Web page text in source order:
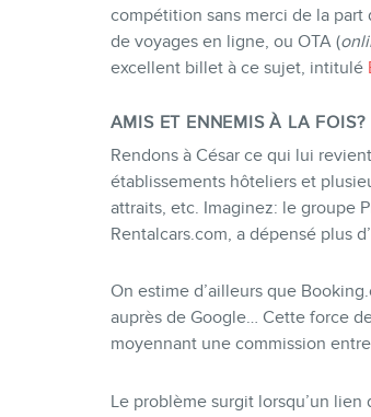
compétition sans merci de la part
de voyages en ligne, ou OTA (
excellent billet à ce sujet, intitulé
AMIS ET ENNEMIS À LA FOIS?
Rendons à César ce qui lui
établissements hôteliers et
attraits, etc. Imaginez: le groupe
Rentalcars.com, a dépensé plus
On estime d’ailleurs que
auprès de Google… Cette force
moyennant une commission
Le problème surgit lorsqu’un